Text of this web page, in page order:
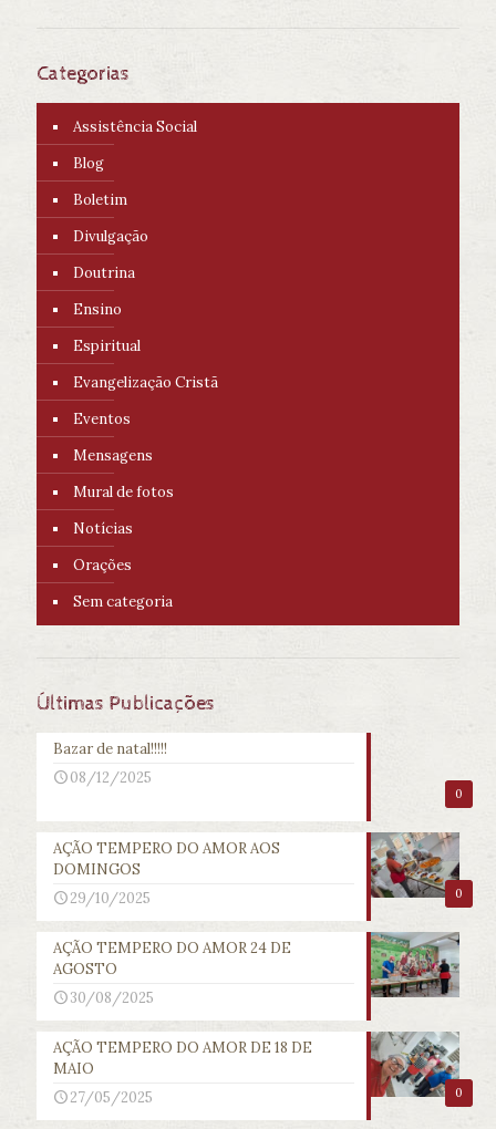
Categorias
Assistência Social
Blog
Boletim
Divulgação
Doutrina
Ensino
Espiritual
Evangelização Cristã
Eventos
Mensagens
Mural de fotos
Notícias
Orações
Sem categoria
Últimas Publicações
0
Bazar de natal!!!!!
08/12/2025
0
AÇÃO TEMPERO DO AMOR AOS
DOMINGOS
29/10/2025
AÇÃO TEMPERO DO AMOR 24 DE
AGOSTO
30/08/2025
0
AÇÃO TEMPERO DO AMOR DE 18 DE
MAIO
27/05/2025